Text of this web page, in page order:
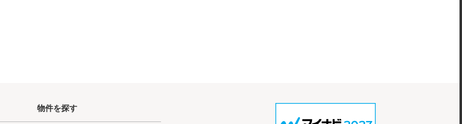
物件を探す